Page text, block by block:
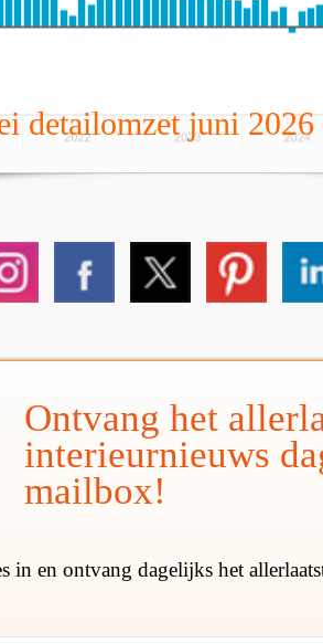
detailomzet juni 2026
Ontvang het
interieurnieuws
mailbox!
in en ontvang dagelijks het